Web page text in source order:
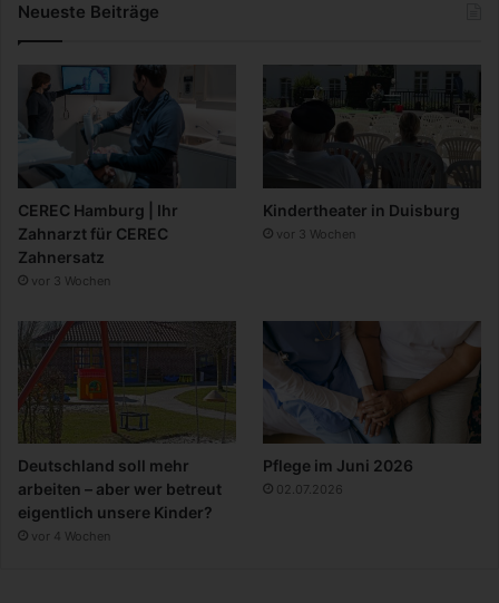
Neueste Beiträge
CEREC Hamburg | Ihr
Zahnarzt für CEREC
Zahnersatz
vor 3 Wochen
Kindertheater in Duisburg
vor 3 Wochen
Deutschland soll mehr
arbeiten – aber wer betreut
eigentlich unsere Kinder?
vor 4 Wochen
Pflege im Juni 2026
02.07.2026